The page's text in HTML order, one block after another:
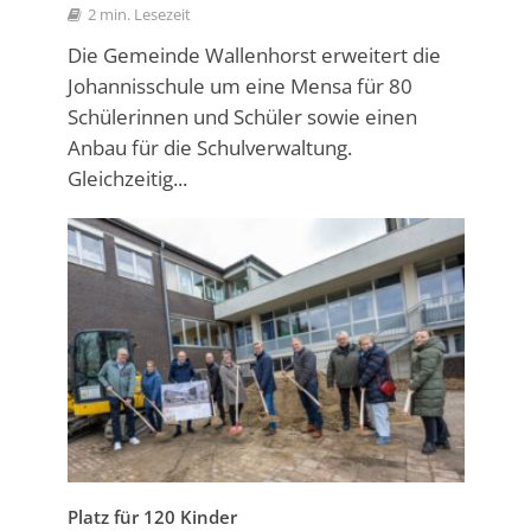
2 min. Lesezeit
Die Gemeinde Wallenhorst erweitert die
Johannisschule um eine Mensa für 80
Schülerinnen und Schüler sowie einen
Anbau für die Schulverwaltung.
Gleichzeitig...
Platz für 120 Kinder